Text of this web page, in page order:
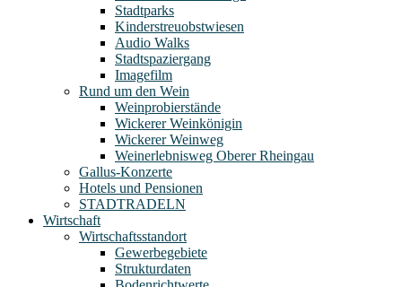
Stadtparks
Kinderstreuobstwiesen
Audio Walks
Stadtspaziergang
Imagefilm
Rund um den Wein
Weinprobierstände
Wickerer Weinkönigin
Wickerer Weinweg
Weinerlebnisweg Oberer Rheingau
Gallus-Konzerte
Hotels und Pensionen
STADTRADELN
Wirtschaft
Wirtschaftsstandort
Gewerbegebiete
Strukturdaten